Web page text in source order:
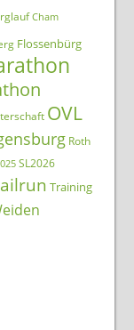
Cham
Flossenbürg
OVL
Roth
SL2026
Training